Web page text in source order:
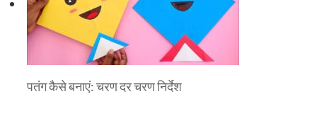
पतंग कैसे बनाएं: चरण दर चरण निर्देश